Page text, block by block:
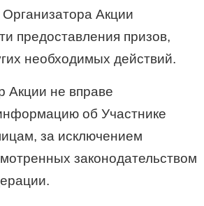
Акции
предоставления призов,
необходимых действий.
Акции не вправе
об Участнике
за исключением
законодательством